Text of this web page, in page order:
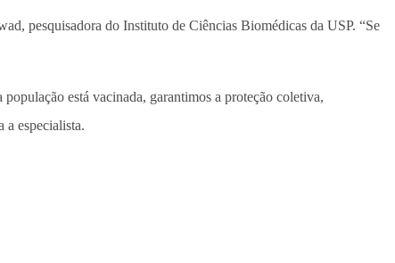
pesquisadora do Instituto de Ciências Biomédicas da USP. “Se
está vacinada, garantimos a proteção coletiva,
a especialista.